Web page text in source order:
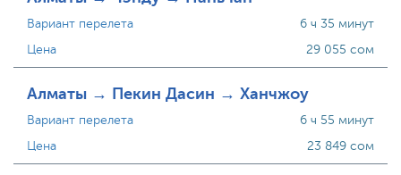
Вариант перелета
Цена
6 ч 35 минут
29 055 сом
Алматы → Пекин Дасин → Ханчжоу
Вариант перелета
Цена
6 ч 55 минут
23 849 сом